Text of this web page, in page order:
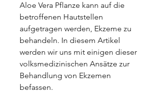
Aloe Vera Pflanze kann auf die
betroffenen Hautstellen
aufgetragen werden, Ekzeme zu
behandeln. In diesem Artikel
werden wir uns mit einigen dieser
volksmedizinischen Ansätze zur
Behandlung von Ekzemen
befassen.